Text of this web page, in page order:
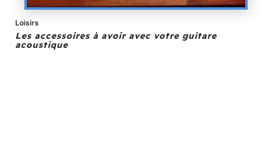
Loisirs
Les accessoires à avoir avec votre guitare
acoustique